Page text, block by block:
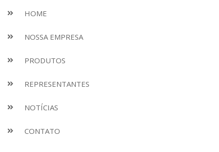
HOME
NOSSA EMPRESA
PRODUTOS
REPRESENTANTES
NOTÍCIAS
CONTATO